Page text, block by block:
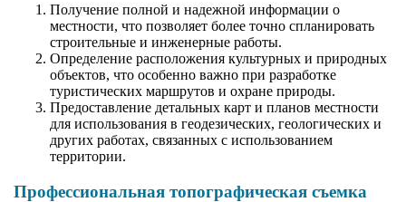
Получение полной и надежной информации о
местности, что позволяет более точно спланировать
строительные и инженерные работы.
Определение расположения культурных и природных
объектов, что особенно важно при разработке
туристических маршрутов и охране природы.
Предоставление детальных карт и планов местности
для использования в геодезических, геологических и
других работах, связанных с использованием
территории.
Профессиональная топографическая съемка